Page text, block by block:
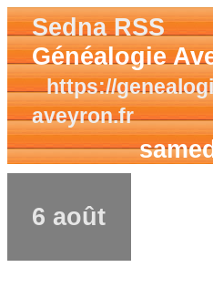
Sedna RSS
Généalogie
https://
aveyron.fr
6 août